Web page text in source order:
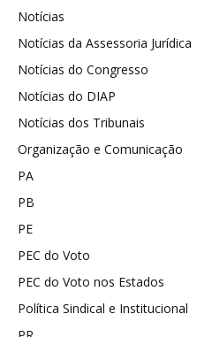
Notícias
Notícias da Assessoria Jurídica
Notícias do Congresso
Notícias do DIAP
Notícias dos Tribunais
Organização e Comunicação
PA
PB
PE
PEC do Voto
PEC do Voto nos Estados
Política Sindical e Institucional